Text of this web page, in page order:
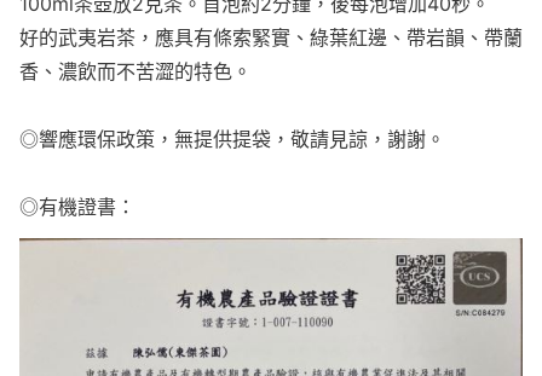
好的武夷岩茶，應具有條索緊實、綠葉紅邊、帶岩韻、帶蘭
香、濃飲而不苦澀的特色。
◎響應環保政策，無提供提袋，敬請見諒，謝謝。
◎有機證書：